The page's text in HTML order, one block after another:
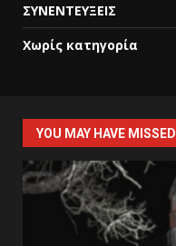
ΣΥΝΕΝΤΕΥΞΕΙΣ
Χωρίς κατηγορία
YOU MAY HAVE MISSED